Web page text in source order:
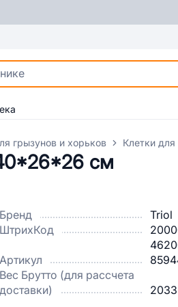
грызунов и хорьков Клетки
см
Бренд
Triol
ШтрихКод
Артикул
Вес Брутто (для рассчета
доставки)
2033